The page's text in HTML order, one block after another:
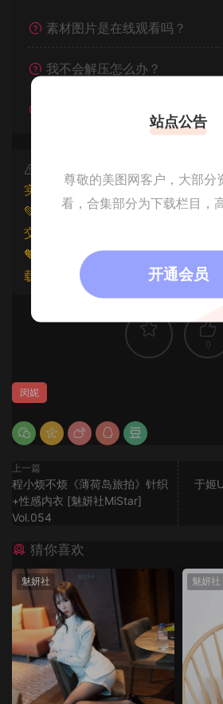
素材图片是在线观看吗？
我不会解压怎么办？
本文资源仅供个人参考学习，
实将封禁账号权限！
💚本文资源均来源网友分享，若侵
交工单处理。
🧡原文链接：https://
载请注明出处。
0
闵妮
上一篇
程小烦不烦《薄荷岛旅拍》针织
+性感内衣 [魅妍社MiStar]
Vol.054
于姬
猜你喜欢
魅妍社 魅妍社
站点公告
尊敬的美图网客户，大部分
看，合集部分为下载栏目，
开通会员